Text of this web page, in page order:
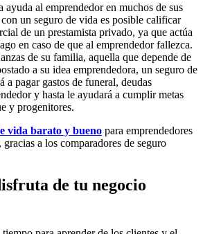
ayuda al emprendedor en muchos de sus
un seguro de vida es posible calificar
de un prestamista privado, ya que actúa
en caso de que al emprendedor fallezca.
de su familia, aquella que depende de
a su idea emprendedora, un seguro de
a pagar gastos de funeral, deudas
y hasta le ayudará a cumplir metas
y progenitores.
vida barato y bueno para emprendedores
a los comparadores de seguro
de tu negocio